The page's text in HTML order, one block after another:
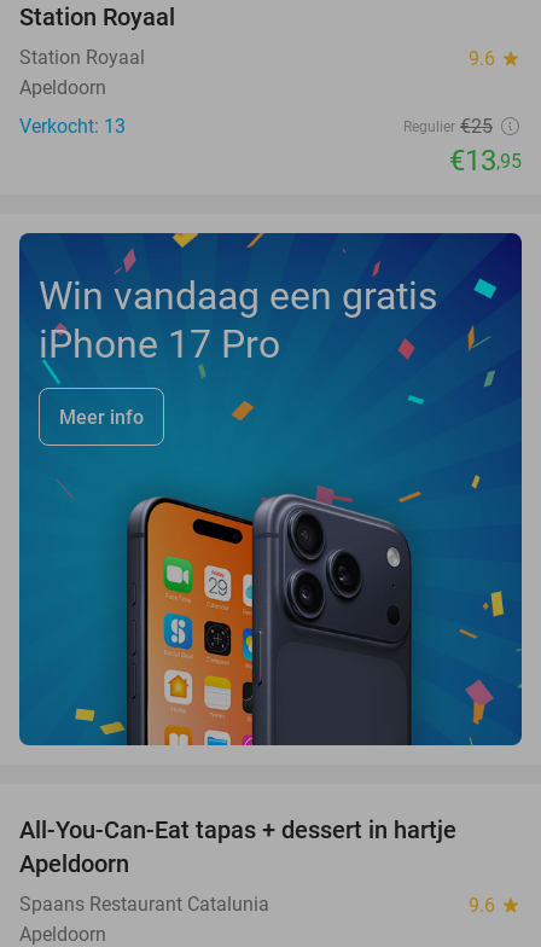
TODAY
Station Royaal
Station Royaal 9.6 star
Apeldoorn
Verkocht: 13
Regulier €25
€13,95
Win vandaag een gratis
iPhone 17 Pro
Meer info
All-You-Can-Eat tapas + dessert in hartje
Apeldoorn
Spaans Restaurant Catalunia 9.6 star
Apeldoorn